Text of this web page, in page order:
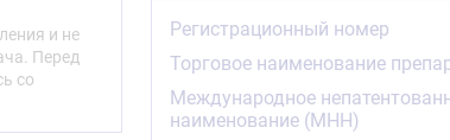
и не
Перед
со
Регистрационный номер
Торговое наименование
Международное
наименование (МНН)